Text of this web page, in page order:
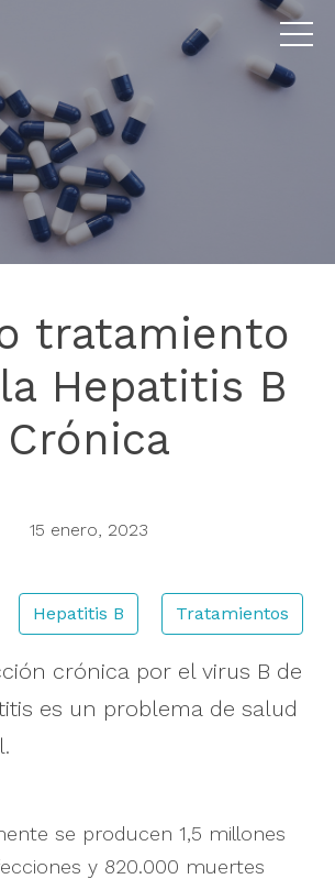
tratamiento
Hepatitis B
Crónica
15 enero, 2023
Hepatitis B Tratamientos
crónica por el virus B de
es un problema de salud
se producen 1,5 millones
y 820.000 muertes